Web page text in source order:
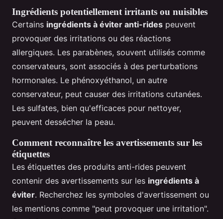
Ingrédients potentiellement irritants ou nuisibles
Certains ingrédients à éviter anti-rides peuvent
provoquer des irritations ou des réactions
allergiques. Les parabènes, souvent utilisés comme
conservateurs, sont associés à des perturbations
hormonales. Le phénoxyéthanol, un autre
conservateur, peut causer des irritations cutanées.
Les sulfates, bien qu'efficaces pour nettoyer,
peuvent dessécher la peau.
Comment reconnaître les avertissements sur les
étiquettes
Les étiquettes des produits anti-rides peuvent
contenir des avertissements sur les ingrédients à
éviter. Recherchez les symboles d'avertissement ou
les mentions comme "peut provoquer une irritation".